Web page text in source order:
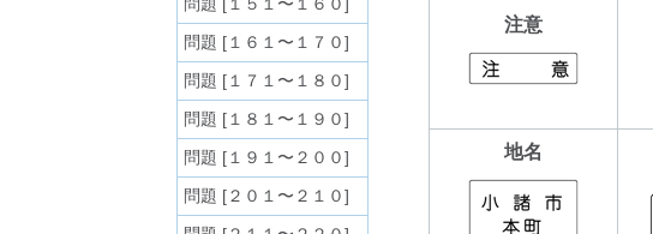
注意
地名
問題 [１６１〜１７０]
問題 [１７１〜１８０]
問題 [１８１〜１９０]
問題 [１９１〜２００]
問題 [２０１〜２１０]